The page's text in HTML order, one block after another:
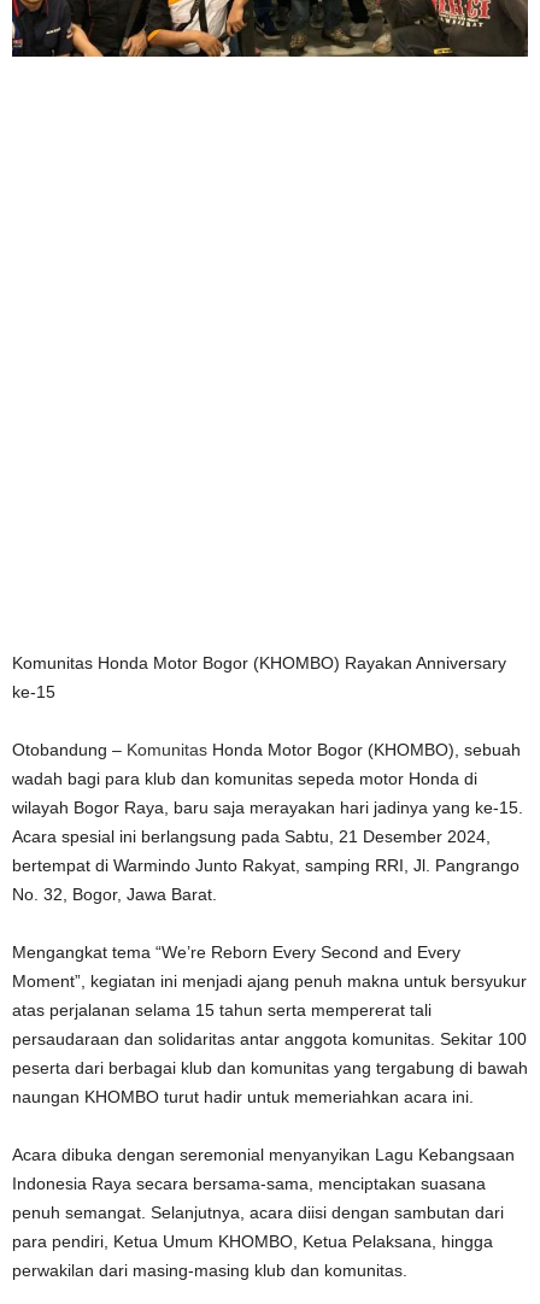
Komunitas Honda Motor Bogor (KHOMBO) Rayakan Anniversary
ke-15
Otobandung – Komunitas Honda Motor Bogor (KHOMBO), sebuah
wadah bagi para klub dan komunitas sepeda motor Honda di
wilayah Bogor Raya, baru saja merayakan hari jadinya yang ke-15.
Acara spesial ini berlangsung pada Sabtu, 21 Desember 2024,
bertempat di Warmindo Junto Rakyat, samping RRI, Jl. Pangrango
No. 32, Bogor, Jawa Barat.
Mengangkat tema “We’re Reborn Every Second and Every
Moment”, kegiatan ini menjadi ajang penuh makna untuk bersyukur
atas perjalanan selama 15 tahun serta mempererat tali
persaudaraan dan solidaritas antar anggota komunitas. Sekitar 100
peserta dari berbagai klub dan komunitas yang tergabung di bawah
naungan KHOMBO turut hadir untuk memeriahkan acara ini.
Acara dibuka dengan seremonial menyanyikan Lagu Kebangsaan
Indonesia Raya secara bersama-sama, menciptakan suasana
penuh semangat. Selanjutnya, acara diisi dengan sambutan dari
para pendiri, Ketua Umum KHOMBO, Ketua Pelaksana, hingga
perwakilan dari masing-masing klub dan komunitas.